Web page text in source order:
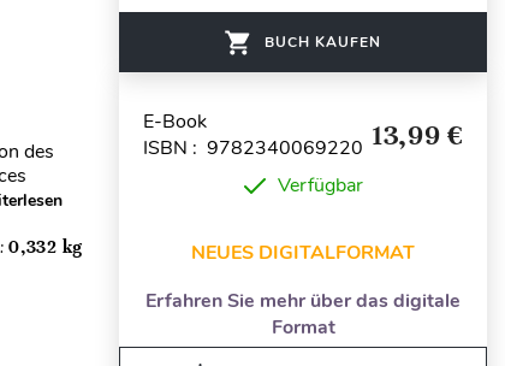
des
:0,332 kg
BUCH KAUFEN
E-Book
ISBN : 9782340069220 13,99 €
Verfügbar
NEUES DIGITALFORMAT
Erfahren Sie mehr über das digitale
Format